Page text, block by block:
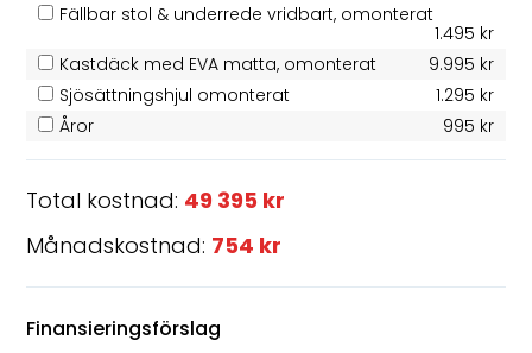
Fällbar stol & underrede vridbart, omonterat
1.495 kr
Kastdäck med EVA matta, omonterat
9.995 kr
Sjösättningshjul omonterat
1.295 kr
Åror
995 kr
Total kostnad: 49 395 kr
Månadskostnad: 754 kr
Finansieringsförslag